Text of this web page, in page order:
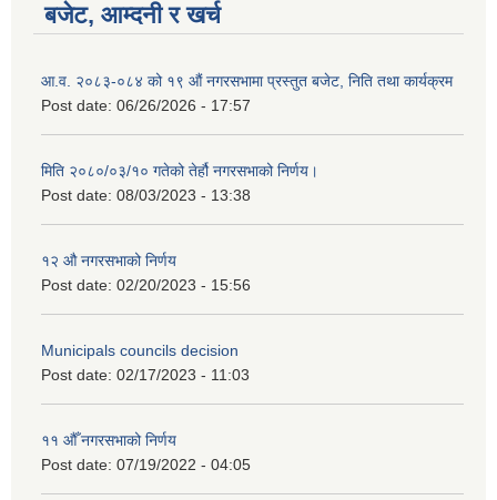
बजेट, आम्दनी र खर्च
आ.व. २०८३-०८४ को १९ औं नगरसभामा प्रस्तुत बजेट, निति तथा कार्यक्रम
Post date: 06/26/2026 - 17:57
मिति २०८०/०३/१० गतेको तेर्हौ नगरसभाको निर्णय।
Post date: 08/03/2023 - 13:38
१२ औ नगरसभाको निर्णय
Post date: 02/20/2023 - 15:56
Municipals councils decision
Post date: 02/17/2023 - 11:03
११ ‌औँ नगरसभाको निर्णय
Post date: 07/19/2022 - 04:05